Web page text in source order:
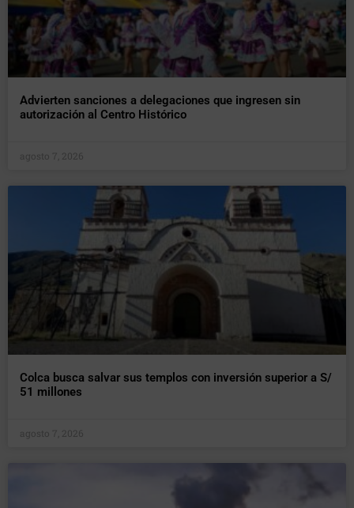
Advierten sanciones a delegaciones que ingresen sin
autorización al Centro Histórico
agosto 7, 2026
Colca busca salvar sus templos con inversión superior a S/
51 millones
agosto 7, 2026